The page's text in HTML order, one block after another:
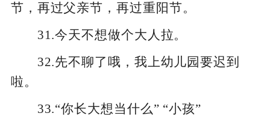
节，再过父亲节，再过重阳节。
31.今天不想做个大人拉。
32.先不聊了哦，我上幼儿园要迟到
啦。
33.“你长大想当什么” “小孩”